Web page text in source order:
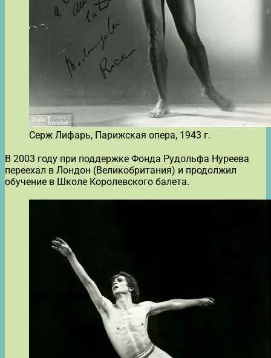
Серж Лифарь, Парижская опера, 1943 г.
В 2003 году при поддержке Фонда Рудольфа Нуреева
переехал в Лондон (Великобритания) и продолжил
обучение в Школе Королевского балета.